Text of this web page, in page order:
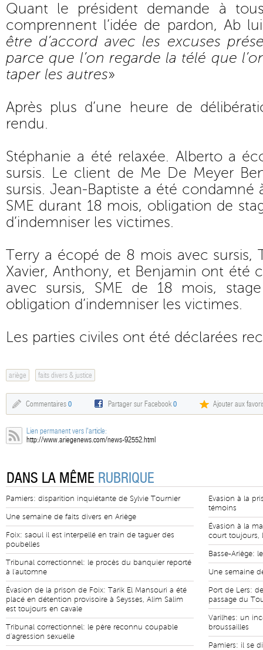
Quant le président demande à
comprennent l’idée de pardon, Ab
être d’accord avec les excuses
parce que l’on regarde la télé que
taper les autres»
Après plus d’une heure de
rendu.
Stéphanie a été relaxée. Alberto a
sursis. Le client de Me De Meyer
sursis. Jean-Baptiste a été condamné
SME durant 18 mois, obligation de
d’indemniser les victimes.
Terry a écopé de 8 mois avec sursis,
Xavier, Anthony, et Benjamin ont été
avec sursis, SME de 18 mois,
obligation d’indemniser les victimes.
Les parties civiles ont été déclarées
ariège faits divers & justice
Commentaires 0 Partager sur Facebook0 Ajouter aux
Lien permanent vers l'article:
http://www.ariegenews.com/news-92552.html
DANS LA MÊME RUBRIQUE
Pamiers: disparition inquiétante de Sylvie Tournier
Une semaine de faits divers en Ariège
Foix: saoul il est interpellé en train de taguer des
poubelles
Tribunal correctionnel: le procès du banquier reporté
à l'automne
Évasion de la prison de Foix: Tarik El Mansouri a été
placé en détention provisoire à Seysses, Alim Salim
est toujours en cavale
Tribunal correctionnel: le père reconnu coupable
d'agression sexuelle
Evasion à la
témoins
Évasion à la
court toujours,
Basse-Ariège:
Une semaine
Port de Lers:
passage du
Varilhes: un
broussailles
Pamiers: il se